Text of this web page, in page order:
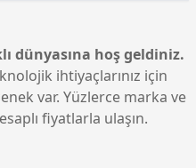
farklı içerikler arasında
dünyasına hoş geldiniz.
ihtiyaçlarınız için
var. Yüzlerce marka ve
fiyatlarla ulaşın.